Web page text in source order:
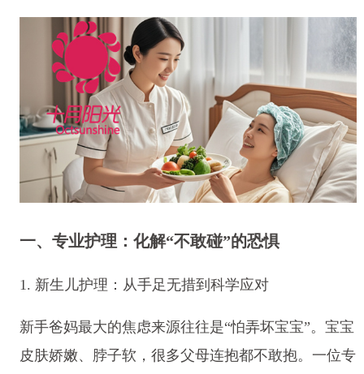
一、专业护理：化解“不敢碰”的恐惧
1. 新生儿护理：从手足无措到科学应对
新手爸妈最大的焦虑来源往往是“怕弄坏宝宝”。宝宝
皮肤娇嫩、脖子软，很多父母连抱都不敢抱。一位专